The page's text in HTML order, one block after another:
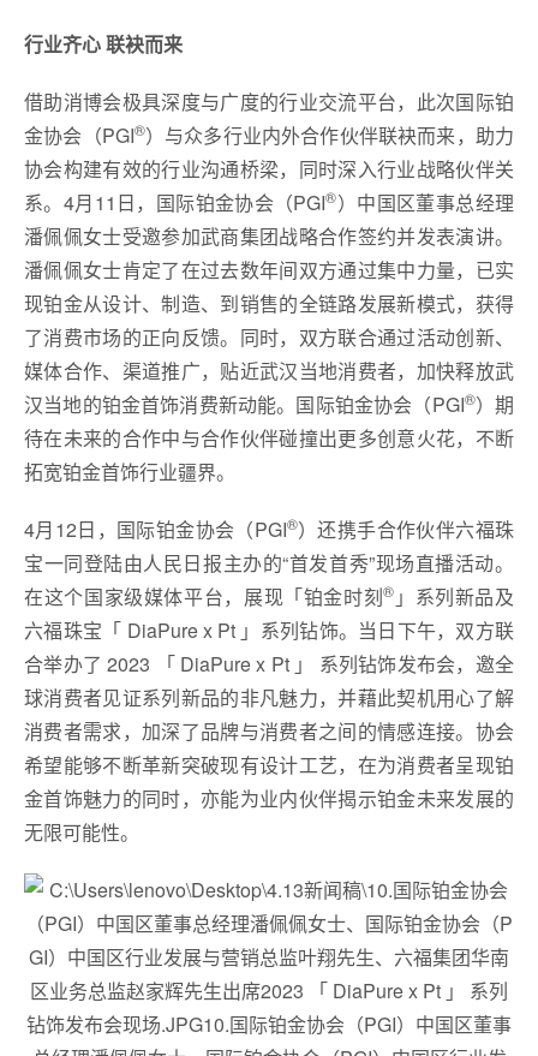
行业齐心 联袂而来
借助消博会极具深度与广度的行业交流平台，此次国际铂
金协会（PGI®）与众多行业内外合作伙伴联袂而来，助力
协会构建有效的行业沟通桥梁，同时深入行业战略伙伴关
系。4月11日，国际铂金协会（PGI®）中国区董事总经理
潘佩佩女士受邀参加武商集团战略合作签约并发表演讲。
潘佩佩女士肯定了在过去数年间双方通过集中力量，已实
现铂金从设计、制造、到销售的全链路发展新模式，获得
了消费市场的正向反馈。同时，双方联合通过活动创新、
媒体合作、渠道推广，贴近武汉当地消费者，加快释放武
汉当地的铂金首饰消费新动能。国际铂金协会（PGI®）期
待在未来的合作中与合作伙伴碰撞出更多创意火花，不断
拓宽铂金首饰行业疆界。
4月12日，国际铂金协会（PGI®）还携手合作伙伴六福珠
宝一同登陆由人民日报主办的“首发首秀”现场直播活动。
在这个国家级媒体平台，展现「铂金时刻® 」系列新品及
六福珠宝「 DiaPure x Pt 」系列钻饰。当日下午，双方联
合举办了 2023 「 DiaPure x Pt 」 系列钻饰发布会，邀全
球消费者见证系列新品的非凡魅力，并藉此契机用心了解
消费者需求，加深了品牌与消费者之间的情感连接。协会
希望能够不断革新突破现有设计工艺，在为消费者呈现铂
金首饰魅力的同时，亦能为业内伙伴揭示铂金未来发展的
无限可能性。